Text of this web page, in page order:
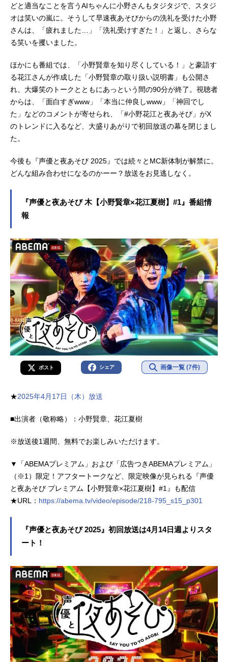
どと適当なことを言うAIちゃんに小野さんもタジタジで、スタジ
オは笑いの嵐に。そうして早速夜あそびからの洗礼を受けた小野
さんは、「疲れました…」「洗礼受けすぎた！」と返し、さらな
る笑いを攫いました。
ほかにも番組では、「小野賢章を知り尽くしている！」と豪語す
る花江さんが作成した「小野賢章の取り扱い説明書」も公開さ
れ、大爆笑のトークとともにあっという間の90分が終了。視聴者
からは、「面白すぎwww」「本当に仲良しwww」「神回でし
た」などのコメントが寄せられ、「#小野花江と夜あそび」がX
のトレンドに入るなど、大盛りあがりで初回放送の幕を閉じまし
た。
今後も『声優と夜あそび 2025』では続々とMC新体制が解禁に。
どんな組み合わせになるのかーー？放送をお見逃しなく。
『声優と夜あそび 木【小野賢章×花江夏樹】#1』番組情
報
ポスト シェア 画像一覧 (7件)
★2025年4月17日（木）放送
■出演者（敬称略）：小野賢章、花江夏樹
※放送後1週間、無料でお楽しみいただけます。
▼「ABEMAプレミアム」および「広告つきABEMAプレミアム」
（※1）限定！アフタートークなど、限定映像が見られる『声優
と夜あそび プレミアム【小野賢章×花江夏樹】#1』も配信
★URL： https://abema.tv/video/episode/218-795_s15_p301
『声優と夜あそび 2025』初回放送は4月14日週よりスタ
ート！